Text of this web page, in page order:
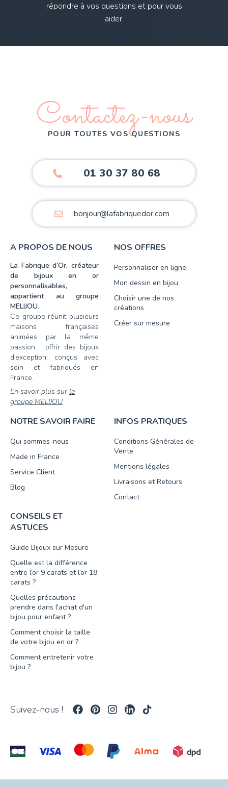
répondre à vos questions et pour vous
aider.
Contactez-nous
POUR TOUTES VOS QUESTIONS
01 30 37 80 68
bonjour@lafabriquedor.com
A PROPOS DE NOUS
La Fabrique d’Or, créateur
de bijoux en or
personnalisables,
appartient au groupe
MELIJOU.
Ce groupe réunit plusieurs
maisons françaises
animées par la même
passion : offrir des bijoux
d’exception, conçus avec
soin et fabriqués en
France.
En savoir plus sur le
groupe MELIJOU
NOS OFFRES
Personnaliser en ligne
Mon dessin en bijou
Choisir une de nos
créations
Créer sur mesure
NOTRE SAVOIR FAIRE
Qui sommes-nous
Made in France
Service Client
Blog
INFOS PRATIQUES
Conditions Générales de
Vente
Mentions légales
Livraisons et Retours
Contact
CONSEILS ET
ASTUCES
Guide Bijoux sur Mesure
Quelle est la différence
entre l’or 9 carats et l’or 18
carats ?
Quelles précautions
prendre dans l'achat d'un
bijou pour enfant ?
Comment choisir la taille
de votre bijou en or ?
Comment entretenir votre
bijou ?
Suivez-nous !